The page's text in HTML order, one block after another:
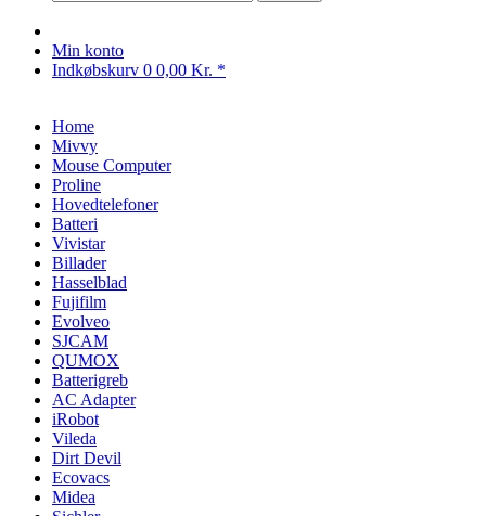
Min konto
Indkøbskurv 0 0,00 Kr. *
Home
Mivvy
Mouse Computer
Proline
Hovedtelefoner
Batteri
Vivistar
Billader
Hasselblad
Fujifilm
Evolveo
SJCAM
QUMOX
Batterigreb
AC Adapter
iRobot
Vileda
Dirt Devil
Ecovacs
Midea